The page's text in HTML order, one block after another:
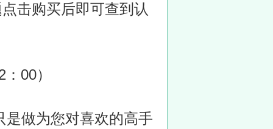
击购买后即可查到认
00）
做为您对喜欢的高手